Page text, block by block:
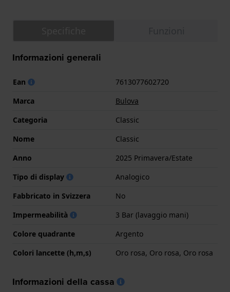
Informazioni generali
Ean
7613077602720
Marca
Bulova
Categoria
Classic
Nome
Classic
Anno
2025 Primavera/Estate
Tipo di display
Analogico
Fabbricato in Svizzera
No
Impermeabilità
3 Bar (lavaggio mani)
Colore quadrante
Argento
Colori lancette (h,m,s)
Oro rosa, Oro rosa, Oro rosa
Informazioni della cassa